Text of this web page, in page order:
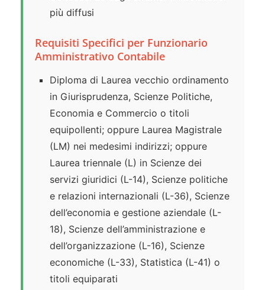
più diffusi
Requisiti Specifici per Funzionario
Amministrativo Contabile
Diploma di Laurea vecchio ordinamento
in Giurisprudenza, Scienze Politiche,
Economia e Commercio o titoli
equipollenti; oppure Laurea Magistrale
(LM) nei medesimi indirizzi; oppure
Laurea triennale (L) in Scienze dei
servizi giuridici (L-14), Scienze politiche
e relazioni internazionali (L-36), Scienze
dell’economia e gestione aziendale (L-
18), Scienze dell’amministrazione e
dell’organizzazione (L-16), Scienze
economiche (L-33), Statistica (L-41) o
titoli equiparati